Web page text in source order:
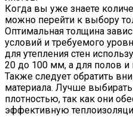
Когда вы уже знаете
можно перейти к выбору
Оптимальная толщина
условий и требуемого
для утепления стен
20 до 100 мм, а для полов
Также следует обратить
материала. Лучше
плотностью, так как они
эффективную